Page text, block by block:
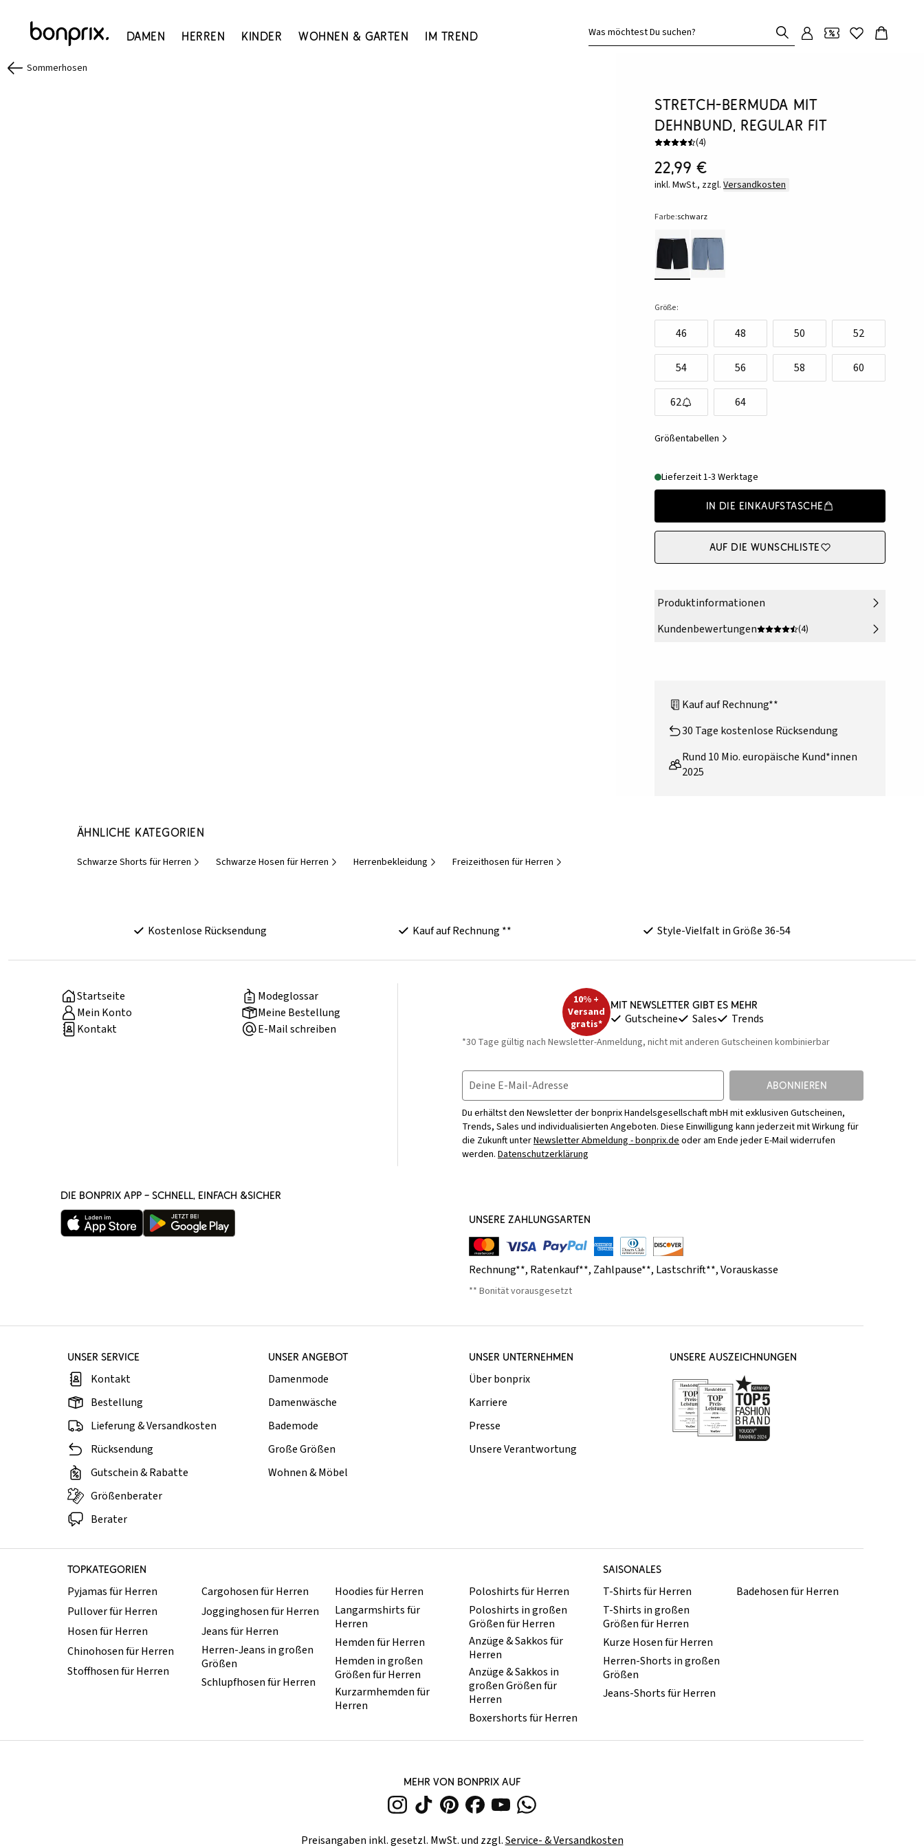
Damen Herren Kinder Wohnen & Garten Im Trend Was möchtest Du suchen?
Sommerhosen
Stretch-Bermuda mit
Dehnbund, Regular Fit
(4)
22,99 €
inkl. MwSt., zzgl. Versandkosten
Farbe:schwarz
Größe:
46 48 50 52
54 56 58 60
62 64
Größentabellen
Lieferzeit 1-3 Werktage
In die Einkaufstasche
Auf die Wunschliste
Produktinformationen
Kundenbewertungen
(4)
Kauf auf Rechnung**
30 Tage kostenlose Rücksendung
Rund 10 Mio. europäische Kund*innen
2025
Ähnliche Kategorien
Schwarze Shorts für Herren Schwarze Hosen für Herren Herrenbekleidung Freizeithosen für Herren
Kostenlose Rücksendung Kauf auf Rechnung ** Style-Vielfalt in Größe 36-54
Startseite
Modeglossar
Mein Konto
Meine Bestellung
Kontakt
E-Mail schreiben
10% +
Versand
gratis*
Mit Newsletter gibt es mehr
Gutscheine Sales Trends
*30 Tage gültig nach Newsletter-Anmeldung, nicht mit anderen Gutscheinen kombinierbar
Deine E-Mail-Adresse ABONNIEREN
Du erhältst den Newsletter der bonprix Handelsgesellschaft mbH mit exklusiven Gutscheinen,
Trends, Sales und individualisierten Angeboten. Diese Einwilligung kann jederzeit mit Wirkung für
die Zukunft unterNewsletter Abmeldung - bonprix.deoder am Ende jeder E-Mail widerrufen
werden. Datenschutzerklärung
DIE BONPRIX APP – SCHNELL, EINFACH &SICHER
UNSERE ZAHLUNGSARTEN
Rechnung**, Ratenkauf**, Zahlpause**, Lastschrift**,Vorauskasse
** Bonität vorausgesetzt
UNSER SERVICE
Kontakt
Bestellung
Lieferung & Versandkosten
Rücksendung
Gutschein & Rabatte
Größenberater
Berater
UNSER ANGEBOT
Damenmode
Damenwäsche
Bademode
Große Größen
Wohnen & Möbel
UNSER UNTERNEHMEN
Über bonprix
Karriere
Presse
Unsere Verantwortung
UNSERE AUSZEICHNUNGEN
TOPKATEGORIEN SAISONALES
Pyjamas für Herren
Pullover für Herren
Hosen für Herren
Chinohosen für Herren
Stoffhosen für Herren
Cargohosen für Herren
Jogginghosen für Herren
Jeans für Herren
Herren-Jeans in großen
Größen
Schlupfhosen für Herren
Hoodies für Herren
Langarmshirts für
Herren
Hemden für Herren
Hemden in großen
Größen für Herren
Kurzarmhemden für
Herren
Poloshirts für Herren
Poloshirts in großen
Größen für Herren
Anzüge & Sakkos für
Herren
Anzüge & Sakkos in
großen Größen für
Herren
Boxershorts für Herren
T-Shirts für Herren
T-Shirts in großen
Größen für Herren
Kurze Hosen für Herren
Herren-Shorts in großen
Größen
Jeans-Shorts für Herren
Badehosen für Herren
MEHR VON BONPRIX AUF
Preisangaben inkl. gesetzl. MwSt. und zzgl.Service- & Versandkosten